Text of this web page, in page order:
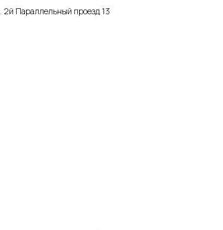
2й Параллельный проезд 13